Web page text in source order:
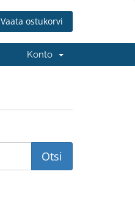
Vaata ostukorvi
Konto